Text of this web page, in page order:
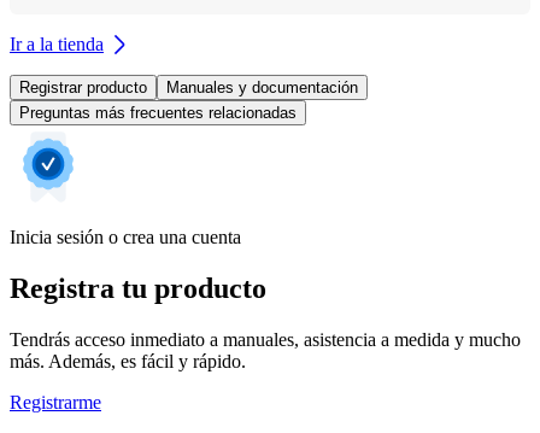
Ir a la tienda
Registrar producto
Manuales y documentación
Preguntas más frecuentes relacionadas
Inicia sesión o crea una cuenta
Registra tu producto
Tendrás acceso inmediato a manuales, asistencia a medida y mucho
más. Además, es fácil y rápido.
Registrarme